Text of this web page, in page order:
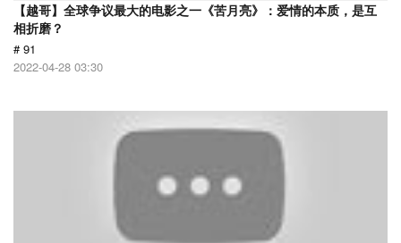
【越哥】全球争议最大的电影之一《苦月亮》：爱情的本质，是互
相折磨？
# 91
2022-04-28 03:30